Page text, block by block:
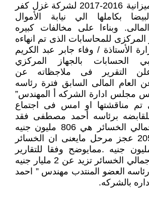
• مقدمه:منذ أحالة ميزانية 2016-2017 لشركة غزل كفر
بكاملها الي نيابة الأموال
وبناءا على مخالفات كبيره
المركزى للمحاسابات الذى تم انهاءه
الأستاذة / وفاء جابر عبد الكريم
الحسابات بالجهاز المركزي
التقرير فى ملاجظاته عن
عن العام المالى السابق فترة رئاسه
مجلس ادارة الشركه أ المهندس”
تم مناقشتها او امس فى اجتماع
للقابضه برئاسه أحمد مصطفى فقد
اعلن التقرير ان اجمالي الخسائر هي 806 مليون جنيه
تقريبا بالاضافه ل 205 عجز مرحل مايعنى ان الخسائر
مليار و11 مليون جنيه .ممايوضح وفقا للتقارير
السابقه للجهاز ان اجمالي الخسائر تزيد عن 2 مليار جنيه
رئاسه العضو المنتدب مهندس ” احمد
بالشركه.